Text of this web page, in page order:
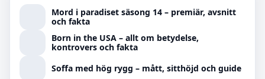
Mord i paradiset säsong 14 – premiär, avsnitt
och fakta
Born in the USA – allt om betydelse,
kontrovers och fakta
Soffa med hög rygg – mått, sitthöjd och guide